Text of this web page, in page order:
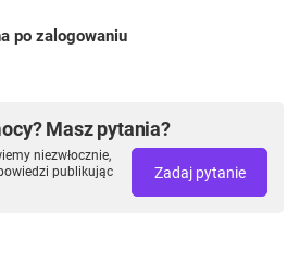
po zalogowaniu
Masz pytania?
niezwłocznie,
publikując
Zadaj pytanie